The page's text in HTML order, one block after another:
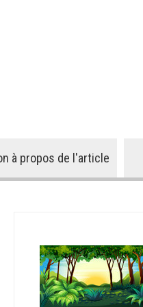
à propos de l'article